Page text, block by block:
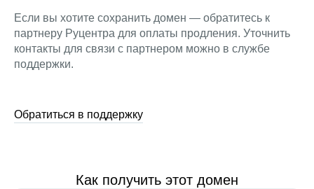
Если вы хотите сохранить домен — обратитесь к
партнеру Руцентра для оплаты продления. Уточнить
контакты для связи с партнером можно в службе
поддержки.
Обратиться в поддержку
Как получить этот домен